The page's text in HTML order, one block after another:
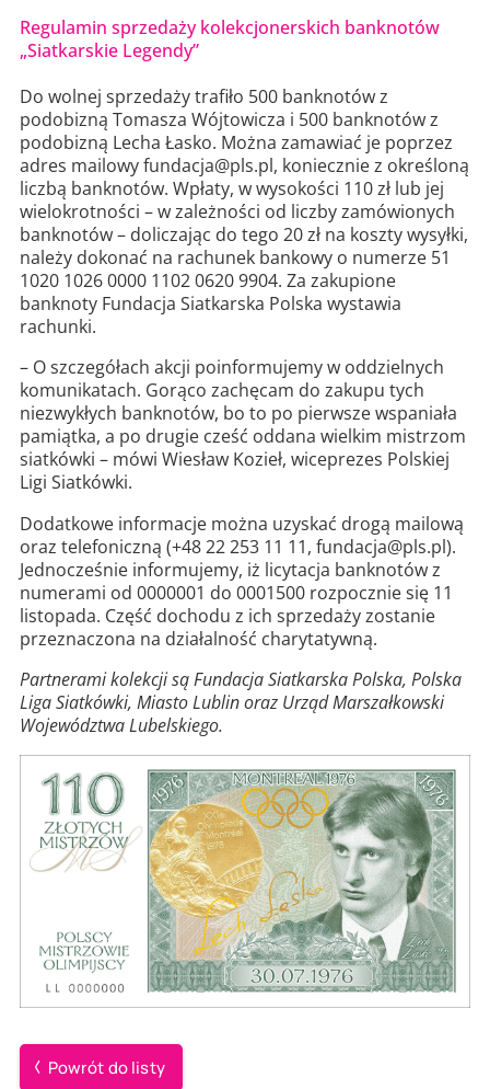
Regulamin sprzedaży kolekcjonerskich banknotów
„Siatkarskie Legendy”
Do wolnej sprzedaży trafiło 500 banknotów z
podobizną Tomasza Wójtowicza i 500 banknotów z
podobizną Lecha Łasko. Można zamawiać je poprzez
adres mailowy fundacja@pls.pl, koniecznie z określoną
liczbą banknotów. Wpłaty, w wysokości 110 zł lub jej
wielokrotności – w zależności od liczby zamówionych
banknotów – doliczając do tego 20 zł na koszty wysyłki,
należy dokonać na rachunek bankowy o numerze 51
1020 1026 0000 1102 0620 9904. Za zakupione
banknoty Fundacja Siatkarska Polska wystawia
rachunki.
– O szczegółach akcji poinformujemy w oddzielnych
komunikatach. Gorąco zachęcam do zakupu tych
niezwykłych banknotów, bo to po pierwsze wspaniała
pamiątka, a po drugie cześć oddana wielkim mistrzom
siatkówki – mówi Wiesław Kozieł, wiceprezes Polskiej
Ligi Siatkówki.
Dodatkowe informacje można uzyskać drogą mailową
oraz telefoniczną (+48 22 253 11 11, fundacja@pls.pl).
Jednocześnie informujemy, iż licytacja banknotów z
numerami od 0000001 do 0001500 rozpocznie się 11
listopada. Część dochodu z ich sprzedaży zostanie
przeznaczona na działalność charytatywną.
Partnerami kolekcji są Fundacja Siatkarska Polska, Polska
Liga Siatkówki, Miasto Lublin oraz Urząd Marszałkowski
Województwa Lubelskiego.
Powrót do listy